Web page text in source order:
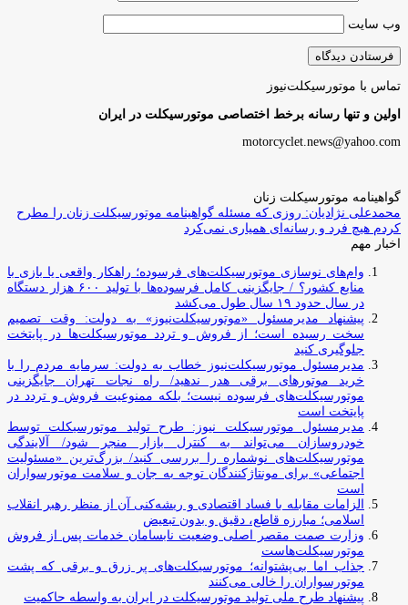
وب‌ سایت
تماس با موتورسیکلت‌نیوز
اولین و تنها رسانه برخط اختصاصی موتورسیکلت در ایران
motorcyclet.news@yahoo.com
گواهینامه موتورسیکلت زنان
محمدعلی نژادیان: روزی که مسئله گواهینامه موتورسیکلت زنان را مطرح
کردم هیچ فرد و رسانه‌ای همیاری نمی‌کرد
اخبار مهم
وام‌های نوسازی موتورسیکلت‌های فرسوده؛ راهکار واقعی یا بازی با
منابع کشور؟ / جایگزینی کامل فرسوده‌ها با تولید ۶۰۰ هزار دستگاه
در سال حدود ۱۹ سال طول می‌کشد
پیشنهاد مدیرمسئول «موتورسیکلت‌نیوز» به دولت: وقت تصمیم
سخت رسیده است؛ از فروش و تردد موتورسیکلت‌ها در پایتخت
جلوگیری کنید
مدیرمسئول موتورسیکلت‌نیوز خطاب به دولت: سرمایه مردم را با
خرید موتورهای برقی هدر ندهید/ راه نجات تهران جایگزینی
موتورسیکلت‌های فرسوده نیست؛ بلکه ممنوعیت فروش و تردد در
پایتخت است
مدیرمسئول موتورسیکلت نیوز: طرح تولید موتورسیکلت توسط
خودروسازان می‌تواند به کنترل بازار منجر شود/ آلایندگی
موتورسیکلت‌های نوشماره را بررسی کنید/ بزرگ‌ترین «مسئولیت
اجتماعی» برای مونتاژکنندگان توجه به جان و سلامت موتورسواران
است
الزامات مقابله با فساد اقتصادی و ریشه‌کنی آن از منظر رهبر انقلاب
اسلامی؛ مبارزه قاطع، دقیق و بدون تبعیض
وزارت صمت مقصر اصلی وضعیت نابسامان خدمات پس از فروش
موتورسیکلت‌هاست
جذاب اما بی‌پشتوانه؛ موتورسیکلت‌های پر زرق‌ و برقی که پشت
موتورسواران را خالی می‌کنند
پیشنهاد طرح ملی تولید موتورسیکلت در ایران به واسطه حاکمیت